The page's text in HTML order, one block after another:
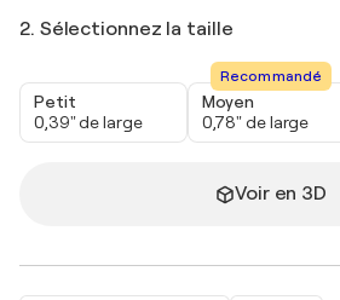
2. Sélectionnez la taille
Petit
0,39" de large
Recommandé
Moyen
0,78" de large
Voir en 3D